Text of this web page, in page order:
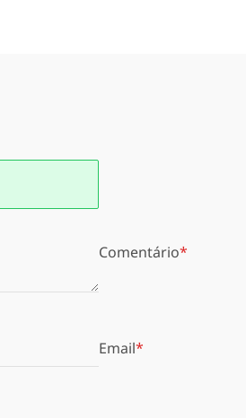
Comentário
Email